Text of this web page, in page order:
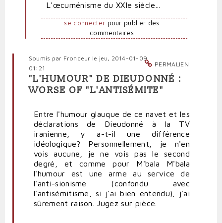
Trois
(non
vérifié)
L'œcuménisme du XXIe siècle...
se connecter pour publier des
commentaires
PERMALIEN
Soumis par Frondeur le jeu, 2014-01-09
01:21
"L'HUMOUR" DE DIEUDONNÉ :
WORSE OF "L'ANTISÉMITE"
Entre l'humour glauque de ce navet et les
déclarations de Dieudonné à la TV
iranienne, y a-t-il une différence
idéologique? Personnellement, je n'en
vois aucune, je ne vois pas le second
degré, et comme pour M'bala M'bala
l'humour est une arme au service de
l'anti-sionisme (confondu avec
l'antisémitisme, si j'ai bien entendu), j'ai
sûrement raison. Jugez sur pièce.